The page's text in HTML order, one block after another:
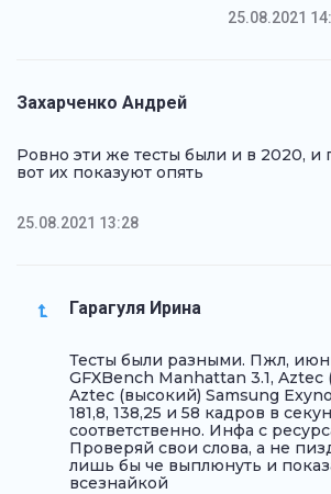
25.08.2021
Захарченко Андрей
Ровно эти же тесты были и в 2020, и
вот их показуют опять
25.08.2021 13:28
Гарагуля Ирина
Тесты были разными. Пжл,
GFXBench Manhattan 3.1,
Aztec (высокий) Samsung
181,8, 138,25 и 58 кадров в
соответственно. Инфа с
Проверяй свои слова, а не
лишь бы че выплюнуть и
всезнайкой